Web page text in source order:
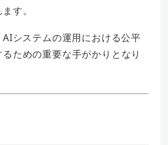
す。
システムの運用における公平
ための重要な手がかりとなり